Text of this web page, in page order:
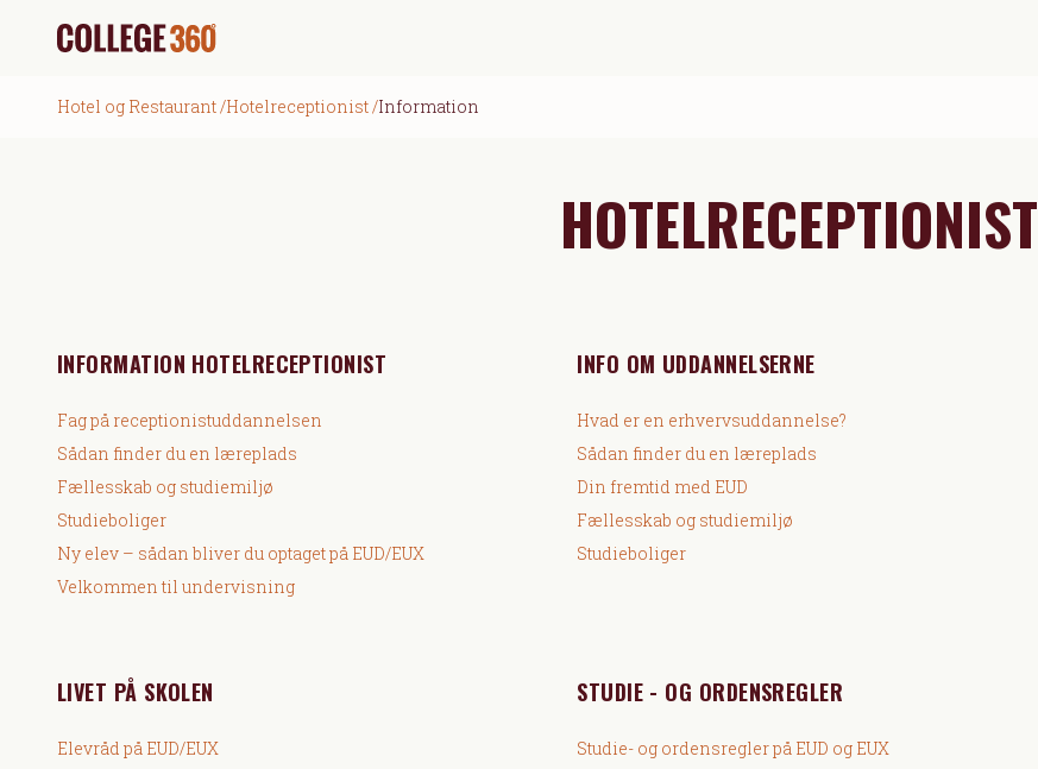
Hotel og Restaurant/Hotelreceptionist/Information
HOTELRECEPTIONIST
INFORMATION HOTELRECEPTIONIST
Fag på receptionistuddannelsen
Sådan finder du en læreplads
Fællesskab og studiemiljø
Studieboliger
Ny elev – sådan bliver du optaget på EUD/EUX
Velkommen til undervisning
INFO OM UDDANNELSERNE
Hvad er en erhvervsuddannelse?
Sådan finder du en læreplads
Din fremtid med EUD
Fællesskab og studiemiljø
Studieboliger
LIVET PÅ SKOLEN
Elevråd på EUD/EUX
STUDIE - OG ORDENSREGLER
Studie- og ordensregler på EUD og EUX